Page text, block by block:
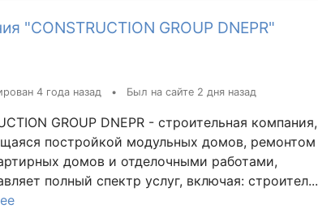
"CONSTRUCTION GROUP DNEPR"
4 года назад • Был на сайте 2 дня назад
GROUP DNEPR - строительная компания,
постройкой модульных домов, ремонтом
домов и отделочными работами,
полный спектр услуг, включая: строител...